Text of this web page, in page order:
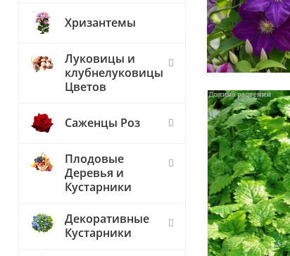
Хризантемы
Луковицы и
клубнелуковицы
Цветов
Саженцы Роз
Плодовые
Деревья и
Кустарники
Декоративные
Кустарники